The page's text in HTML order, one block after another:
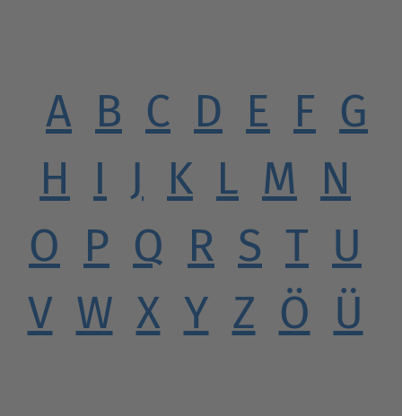
A B C D E F G
H I J K L M N
O P Q R S T U
V W X Y Z Ö Ü